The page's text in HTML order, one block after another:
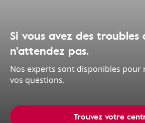
Si vous avez des
n'attendez pas.
Nos experts sont disponibles pour
vos questions.
Trouvez votre